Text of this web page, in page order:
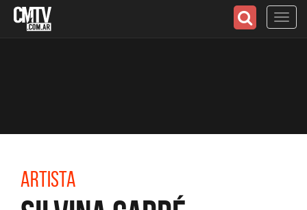
Artista